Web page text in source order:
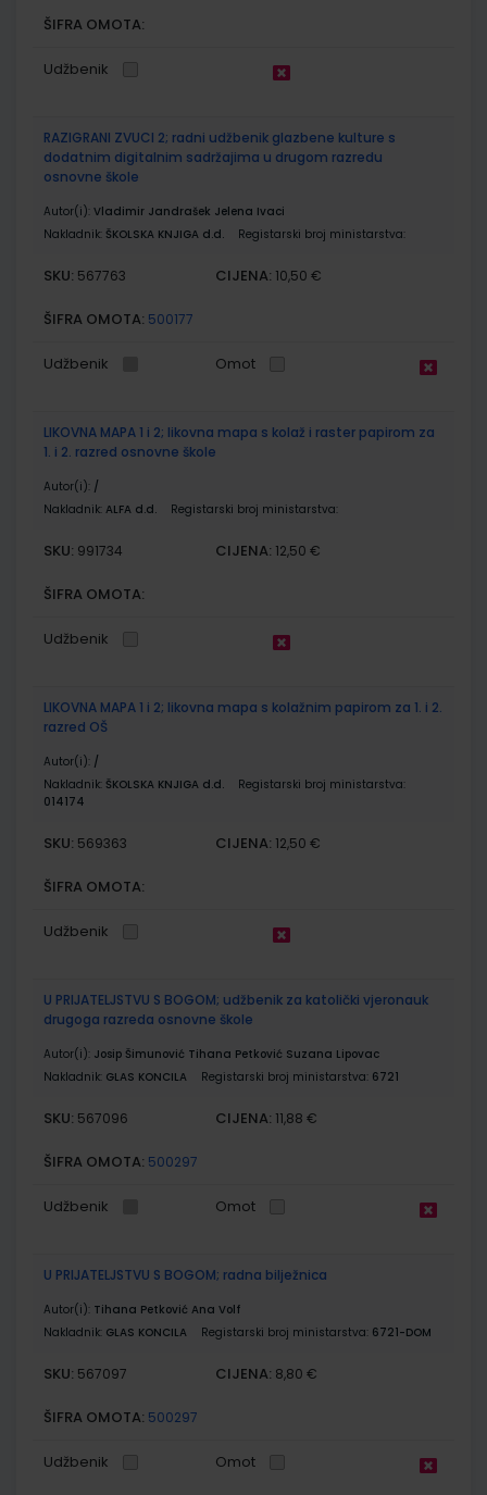
ŠIFRA OMOTA:
Udžbenik
RAZIGRANI ZVUCI 2; radni udžbenik glazbene kulture s
dodatnim digitalnim sadržajima u drugom razredu
osnovne škole
Autor(i): Vladimir Jandrašek Jelena Ivaci
Nakladnik: ŠKOLSKA KNJIGA d.d. Registarski broj ministarstva:
SKU: 567763 CIJENA: 10,50 €
ŠIFRA OMOTA: 500177
Udžbenik Omot
LIKOVNA MAPA 1 i 2; likovna mapa s kolaž i raster papirom za
1. i 2. razred osnovne škole
Autor(i): /
Nakladnik: ALFA d.d. Registarski broj ministarstva:
SKU: 991734 CIJENA: 12,50 €
ŠIFRA OMOTA:
Udžbenik
LIKOVNA MAPA 1 i 2; likovna mapa s kolažnim papirom za 1. i 2.
razred OŠ
Autor(i): /
Nakladnik: ŠKOLSKA KNJIGA d.d.
Registarski broj ministarstva:
014174
SKU: 569363 CIJENA: 12,50 €
ŠIFRA OMOTA:
Udžbenik
U PRIJATELJSTVU S BOGOM; udžbenik za katolički vjeronauk
drugoga razreda osnovne škole
Autor(i): Josip Šimunović Tihana Petković Suzana Lipovac
Nakladnik: GLAS KONCILA Registarski broj ministarstva: 6721
SKU: 567096 CIJENA: 11,88 €
ŠIFRA OMOTA: 500297
Udžbenik Omot
U PRIJATELJSTVU S BOGOM; radna bilježnica
Autor(i): Tihana Petković Ana Volf
Nakladnik: GLAS KONCILA Registarski broj ministarstva: 6721-DOM
SKU: 567097 CIJENA: 8,80 €
ŠIFRA OMOTA: 500297
Udžbenik Omot